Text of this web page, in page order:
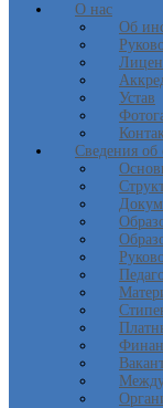
О нас
Об
Устав
Сведения об